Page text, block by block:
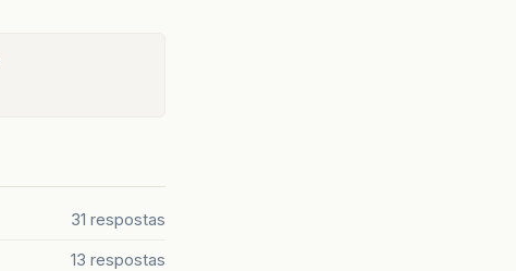
31 respostas
13 respostas